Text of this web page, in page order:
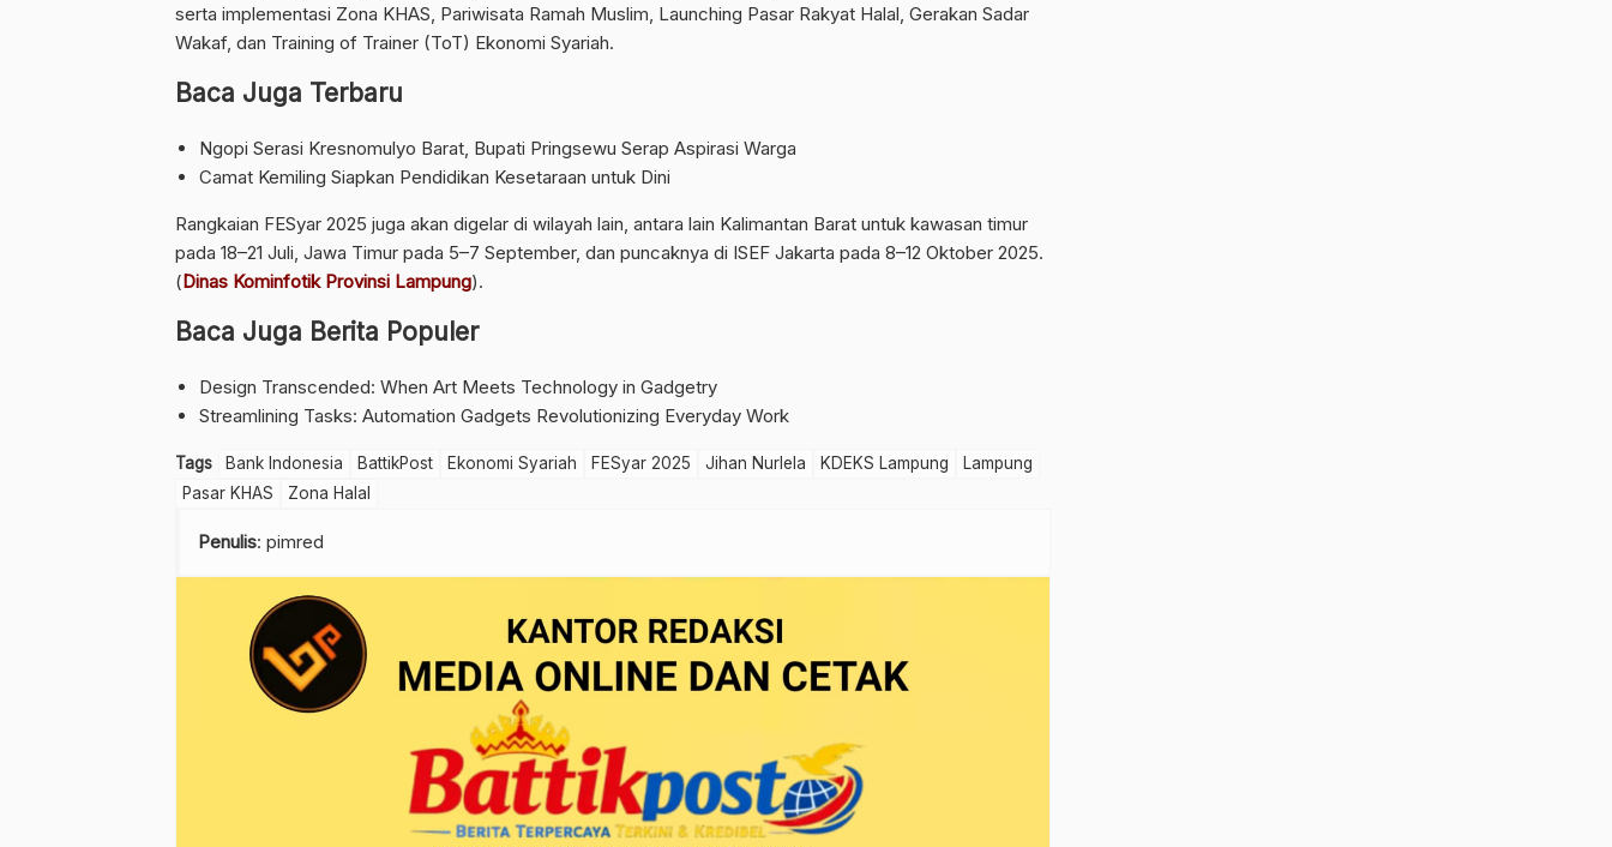
serta implementasi Zona KHAS, Pariwisata Ramah Muslim, Launching Pasar Rakyat Halal, Gerakan Sadar
Wakaf, dan Training of Trainer (ToT) Ekonomi Syariah.
Baca Juga Terbaru
Ngopi Serasi Kresnomulyo Barat, Bupati Pringsewu Serap Aspirasi Warga
Camat Kemiling Siapkan Pendidikan Kesetaraan untuk Dini
Rangkaian FESyar 2025 juga akan digelar di wilayah lain, antara lain Kalimantan Barat untuk kawasan timur
pada 18–21 Juli, Jawa Timur pada 5–7 September, dan puncaknya di ISEF Jakarta pada 8–12 Oktober 2025.
(Dinas Kominfotik Provinsi Lampung).
Baca Juga Berita Populer
Design Transcended: When Art Meets Technology in Gadgetry
Streamlining Tasks: Automation Gadgets Revolutionizing Everyday Work
Tags Bank Indonesia BattikPost Ekonomi Syariah FESyar 2025 Jihan Nurlela KDEKS Lampung
Lampung
Pasar KHAS
Zona Halal
Penulis: pimred